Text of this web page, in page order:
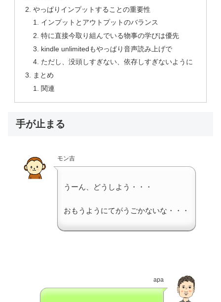
やっぱりインプットすることの重要性
インプットとアウトプットのバランス
特に直接今取り組んでいる物事の学びは優先
kindle unlimitedもやっぱり音声読み上げで
ただし、没頭しすぎない、依存しすぎないように
まとめ
関連
手が止まる
モン吉
うーん、どうしよう・・・
おもうようにてがうごかないな・・・
apa